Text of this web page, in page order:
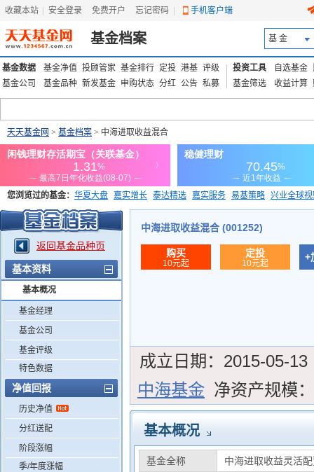
收藏本站 安全登录 免费开户 忘记密码 手机客户端
基金档案 基 金
基金数据 基金净值 投顾管家 基金排行 定投 港基 评级
基金公司
基金品种 新发基金 申购状态 分红 公告 私募
投资工具 自选基金
基金筛选
收益计算
天天基金网 > 基金档案 > 中海进取收益混合
您浏览过的基金： 华夏大盘 嘉实增长 泰达精选 嘉实服务 易基策略 兴业全球
添富优势 华安宏利 上证180价值ETF
返回基金品种页
基本资料
基本概况
基金经理
基金公司
基金评级
特色数据
净值回报
历史净值
分红送配
阶段涨幅
季/年度涨幅
中海进取收益混合 (001252)
购买
10元起
定投
10元起
+
成立日期： 2015-05-13
中海基金 净资产规模：
基本概况
基金全称
中海进取收益灵活